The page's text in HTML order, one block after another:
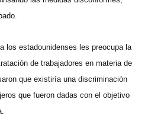
los estadounidenses les preocupa la
de trabajadores en materia de
que existiría una discriminación
que fueron dadas con el objetivo